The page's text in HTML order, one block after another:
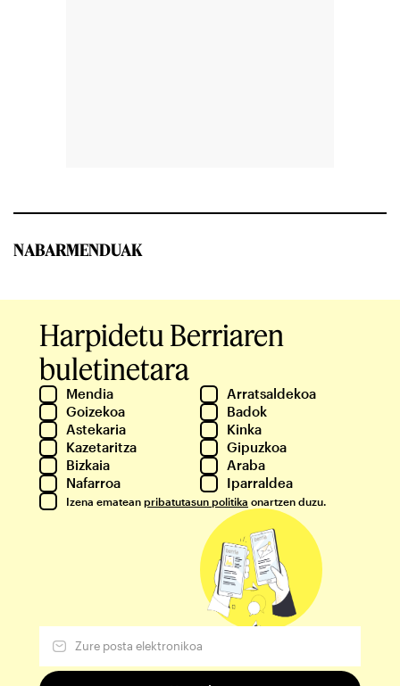
NABARMENDUAK
Harpidetu Berriaren
buletinetara
Mendia
Arratsaldekoa
Goizekoa
Badok
Astekaria
Kinka
Kazetaritza
Gipuzkoa
Bizkaia
Araba
Nafarroa
Iparraldea
Izena ematean pribatutasun politika onartzen duzu.